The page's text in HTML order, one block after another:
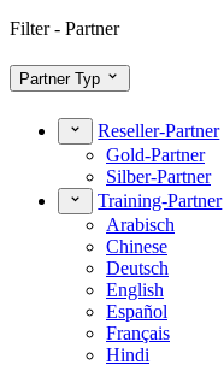
Filter - Partner
Partner Typ
Reseller-Partner
Gold-Partner
Silber-Partner
Training-Partner
Arabisch
Chinese
Deutsch
English
Español
Français
Hindi